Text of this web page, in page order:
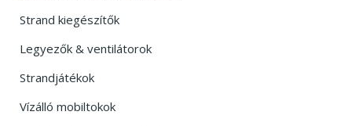
Strand kiegészítők
Legyezők & ventilátorok
Strandjátékok
Vízálló mobiltokok